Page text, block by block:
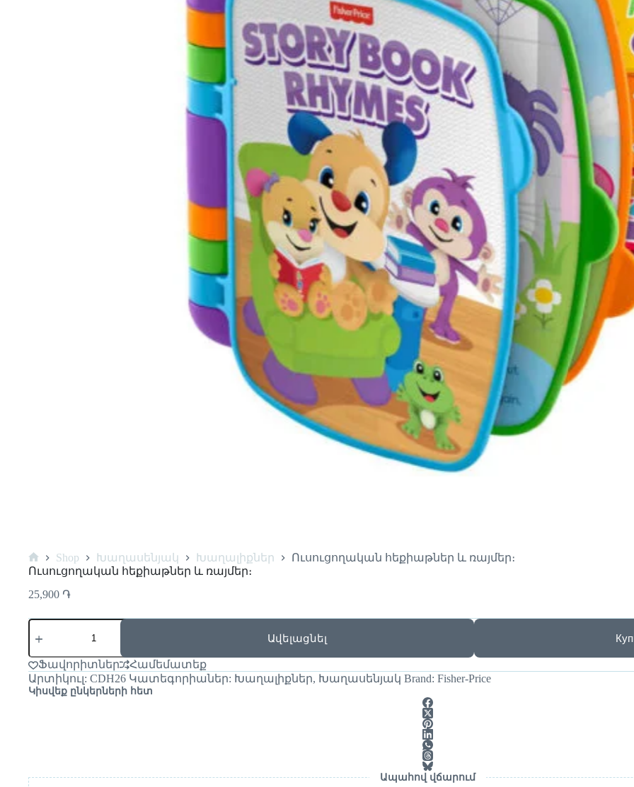
Shop Խաղասենյակ Խաղալիքներ
Ուսուցողական հեքիաթներ և ռայմեր։
Ուսուցողական հեքիաթներ և ռայմեր։
25,900 ֏
Ավելացնել
Ֆավորիտներ
Համեմատեք
Արտիկուլ: CDH26 Կատեգորիաներ: Խաղալիքներ, Խաղասենյակ Brand: Fisher-Price
Կիսվեք ընկերների հետ
Ապահով վճարում